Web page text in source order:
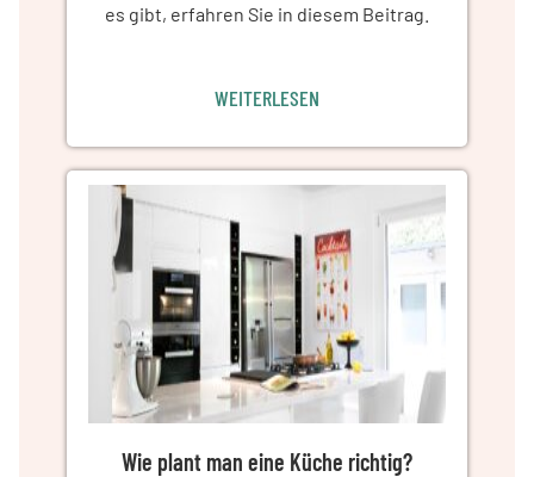
es gibt, erfahren Sie in diesem Beitrag.
WEITERLESEN
Wie plant man eine Küche richtig?